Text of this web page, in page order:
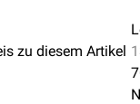
zu diesem Artikel